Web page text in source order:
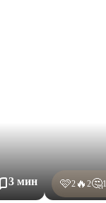
3 мин 🩷2 🔥 2🤔1